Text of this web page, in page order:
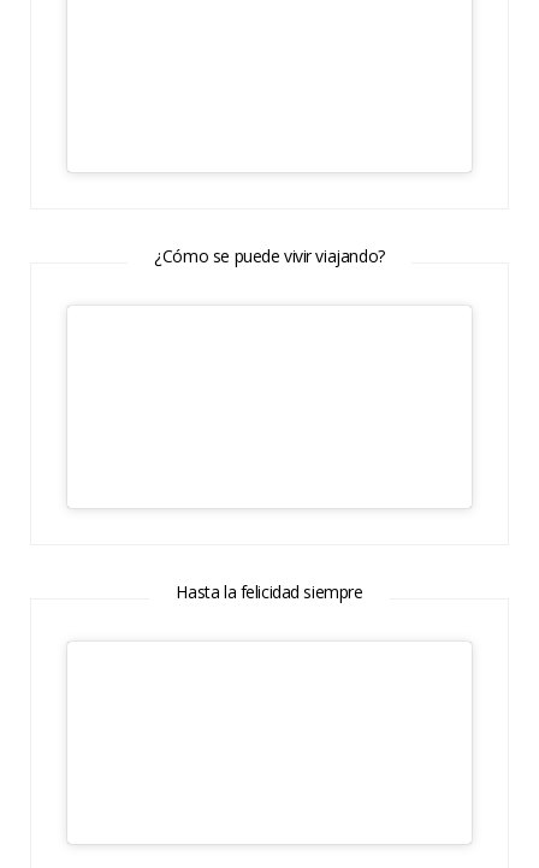
¿Cómo se puede vivir viajando?
Hasta la felicidad siempre